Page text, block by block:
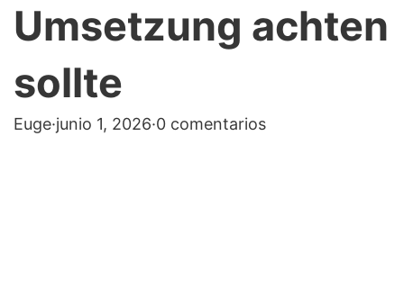
Umsetzung achten
sollte
Euge·junio 1, 2026·0 comentarios